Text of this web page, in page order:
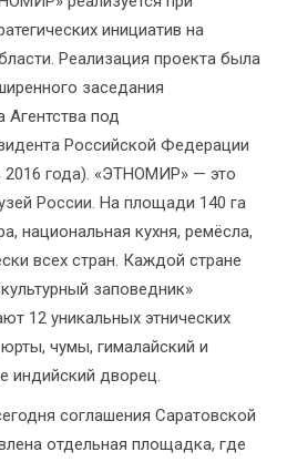
инициатив на
Реализация проекта была
заседания
Агентства под
Российской Федерации
года). «ЭТНОМИР» — это
России. На площади 140 га
национальная кухня, ремёсла,
всех стран. Каждой стране
заповедник»
12 уникальных этнических
чумы, гималайский и
индийский дворец.
соглашения Саратовской
отдельная площадка, где